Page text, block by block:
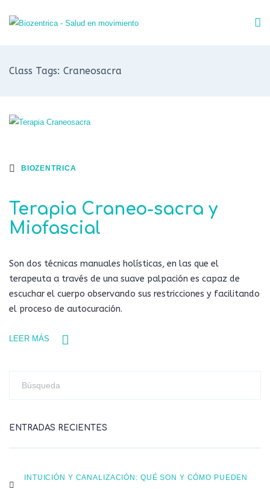
Class Tags: Craneosacra
BIOZENTRICA
Terapia Craneo-sacra y
Miofascial
Son dos técnicas manuales holísticas, en las que el
terapeuta a través de una suave palpación es capaz de
escuchar el cuerpo observando sus restricciones y facilitando
el proceso de autocuración.
LEER MÁS
ENTRADAS RECIENTES
INTUICIÓN Y CANALIZACIÓN: QUÉ SON Y CÓMO PUEDEN